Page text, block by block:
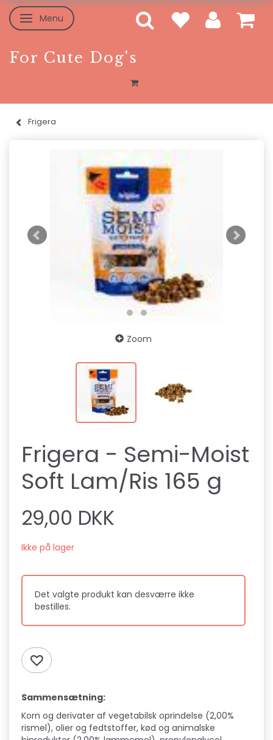
Skifte navigation
Menu
For Cute Dog's
Frigera
Zoom
Frigera - Semi-Moist
Soft Lam/Ris 165 g
29,00 DKK
Ikke på lager
Det valgte produkt kan desværre ikke
bestilles.
Sammensætning:
Korn og derivater af vegetabilsk oprindelse (2,00%
rismel), olier og fedtstoffer, kød og animalske